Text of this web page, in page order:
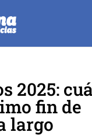
2025:
fin de
largo